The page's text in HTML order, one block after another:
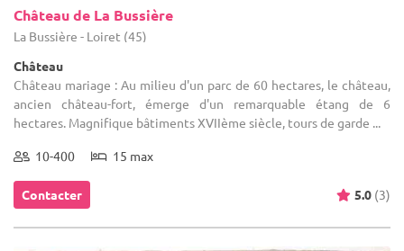
Château de La Bussière
La Bussière - Loiret (45)
Château
Château mariage : Au milieu d'un parc de 60 hectares, le château,
ancien château-fort, émerge d'un remarquable étang de 6
hectares. Magnifique bâtiments XVIIème siècle, tours de garde ...
10-400 15 max
Contacter 5.0 (3)